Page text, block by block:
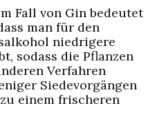
Fall von Gin bedeutet
man für den
niedrigere
sodass die Pflanzen
Verfahren
Siedevorgängen
einem frischeren